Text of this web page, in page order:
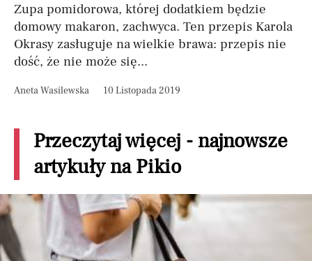
Zupa pomidorowa, której dodatkiem będzie
domowy makaron, zachwyca. Ten przepis Karola
Okrasy zasługuje na wielkie brawa: przepis nie
dość, że nie może się...
Aneta Wasilewska 10 Listopada 2019
Przeczytaj więcej - najnowsze
artykuły na Pikio